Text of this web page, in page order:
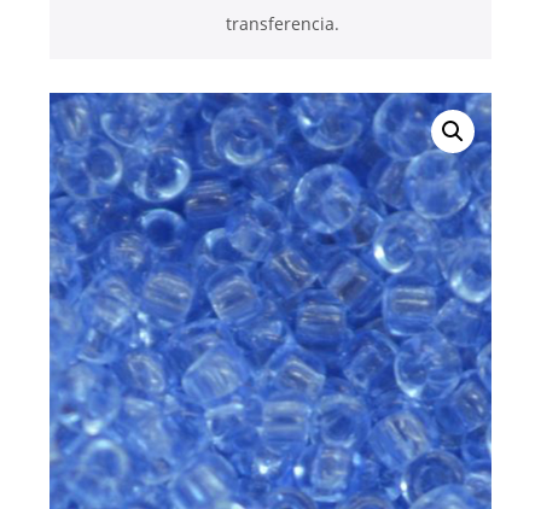
26
NOVIEMBRE
2017
QUE PIEDRAS
SE USAN PARA
BISUTERÍA Y
JOYERÍA
26
NOVIEMBRE
2017
QUE ES LA
MOSTACILLA?
26
NOVIEMBRE
2017
NUESTROS
CURSOS
transferencia.